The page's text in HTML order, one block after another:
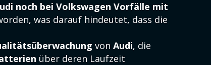
noch bei Volkswagen Vorfälle mit
was darauf hindeutet, dass die
von Audi, die
über deren Laufzeit